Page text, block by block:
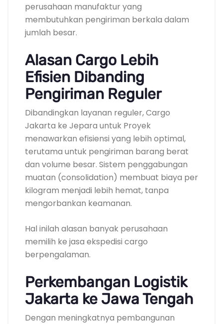
perusahaan manufaktur yang
membutuhkan pengiriman berkala dalam
jumlah besar.
Alasan Cargo Lebih
Efisien Dibanding
Pengiriman Reguler
Dibandingkan layanan reguler, Cargo
Jakarta ke Jepara untuk Proyek
menawarkan efisiensi yang lebih optimal,
terutama untuk pengiriman barang berat
dan volume besar. Sistem penggabungan
muatan (consolidation) membuat biaya per
kilogram menjadi lebih hemat, tanpa
mengorbankan keamanan.
Hal inilah alasan banyak perusahaan
memilih ke jasa ekspedisi cargo
berpengalaman.
Perkembangan Logistik
Jakarta ke Jawa Tengah
Dengan meningkatnya pembangunan